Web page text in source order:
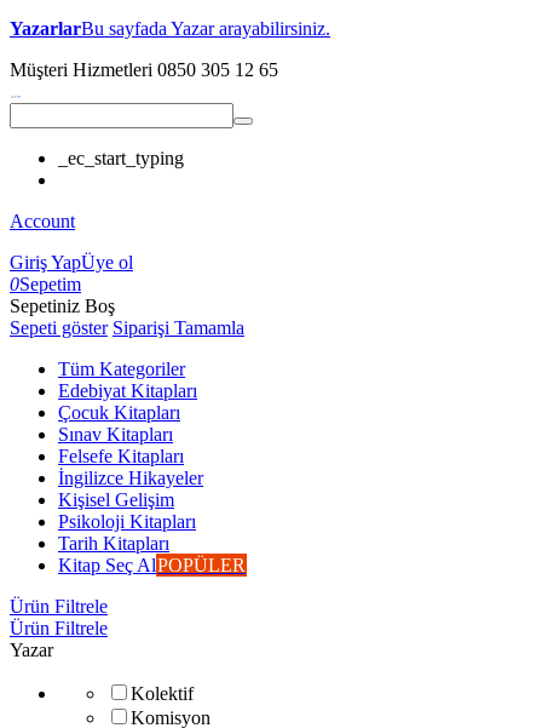
YazarlarBu sayfada Yazar arayabilirsiniz.
Müşteri Hizmetleri 0850 305 12 65
_ec_start_typing
Account
Giriş YapÜye ol
0Sepetim
Sepetiniz Boş
Sepeti göster Siparişi Tamamla
Tüm Kategoriler
Edebiyat Kitapları
Çocuk Kitapları
Sınav Kitapları
Felsefe Kitapları
İngilizce Hikayeler
Kişisel Gelişim
Psikoloji Kitapları
Tarih Kitapları
Kitap Seç AlPOPÜLER
Ürün Filtrele
Ürün Filtrele
Yazar
Kolektif
Komisyon